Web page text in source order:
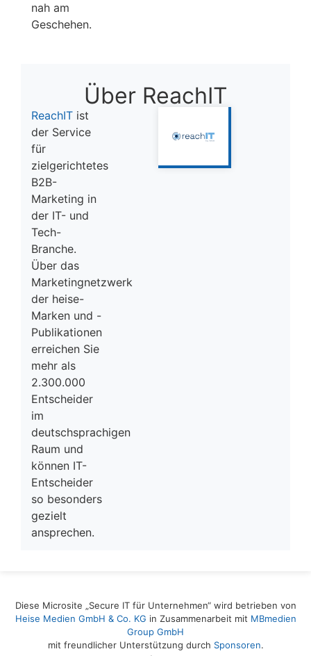
nah am
Geschehen.
Über ReachIT
ReachIT ist
der Service
für
zielgerichtetes
B2B-
Marketing in
der IT- und
Tech-
Branche.
Über das
Marketingnetzwerk
der heise-
Marken und -
Publikationen
erreichen Sie
mehr als
2.300.000
Entscheider
im
deutschsprachigen
Raum und
können IT-
Entscheider
so besonders
gezielt
ansprechen.
Diese Microsite „Secure IT für Unternehmen“ wird betrieben von
Heise Medien GmbH & Co. KG in Zusammenarbeit mit MBmedien
Group GmbH
mit freundlicher Unterstützung durch Sponsoren.